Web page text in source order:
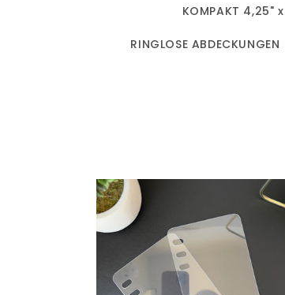
KOMPAKT 4,25"
RINGLOSE ABDECKUNGEN